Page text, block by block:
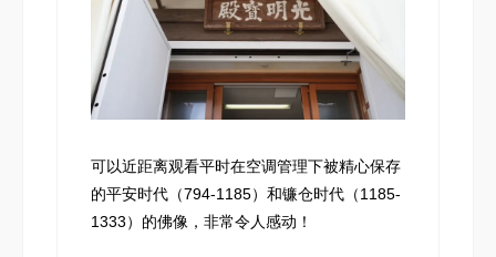
可以近距离观看平时在空调管理下被精心保存
的平安时代（794-1185）和镰仓时代（1185-
1333）的佛像，非常令人感动！